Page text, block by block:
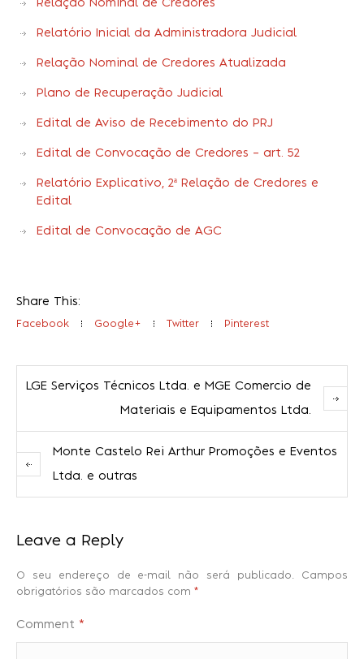
Relação Nominal de Credores
Relatório Inicial da Administradora Judicial
Relação Nominal de Credores Atualizada
Plano de Recuperação Judicial
Edital de Aviso de Recebimento do PRJ
Edital de Convocação de Credores – art. 52
Relatório Explicativo, 2ª Relação de Credores e
Edital
Edital de Convocação de AGC
Share This:
Facebook Google+ Twitter Pinterest
LGE Serviços Técnicos Ltda. e MGE Comercio de
Materiais e Equipamentos Ltda.
Monte Castelo Rei Arthur Promoções e Eventos
Ltda. e outras
Leave a Reply
O seu endereço de e-mail não será publicado.
Campos
obrigatórios são marcados com *
Comment *